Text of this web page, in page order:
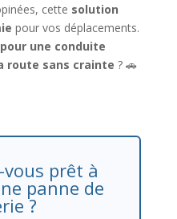
cette solution
pour vos déplacements.
pour une conduite
route sans crainte ? 🚗
vous prêt à
panne de
?